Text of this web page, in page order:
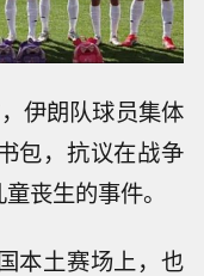
伊朗队球员集体
包，抗议在战争
丧生的事件。
本土赛场上，也